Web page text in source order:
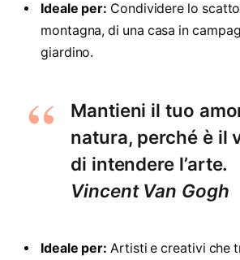
Ideale per: Condividere lo
montagna, di una casa in
giardino.
Mantieni il tuo
natura, perché è il
di intendere l’arte.
Vincent Van Gogh
Ideale per: Artisti e creativi che